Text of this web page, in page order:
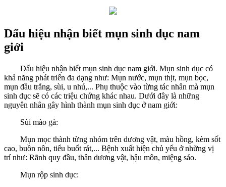
Dấu hiệu nhận biết mụn sinh dục nam
giới
Dấu hiệu nhận biết mụn sinh dục nam giới. Mụn sinh dục có
khả năng phát triển đa dạng như: Mụn nước, mụn thịt, mụn bọc,
mụn đầu trắng, sùi, u nhú,... Phụ thuộc vào từng tác nhân mà mụn
sinh dục sẽ có các triệu chứng khác nhau. Dưới đây là những
nguyên nhân gây hình thành mụn sinh dục ở nam giới:
Sùi mào gà:
Mụn mọc thành từng nhóm trên dương vật, màu hồng, kèm sốt
cao, buồn nôn, tiểu buốt rát,... Bệnh xuất hiện chủ yếu ở những vị
trí như: Rãnh quy đầu, thân dương vật, hậu môn, miệng sáo.
Mụn rộp sinh dục: